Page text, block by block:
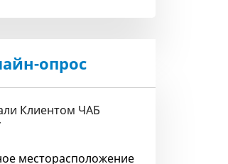
опрос
Клиентом ЧАБ
месторасположение